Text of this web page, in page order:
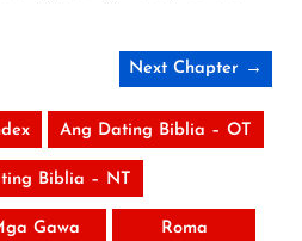
Next Chapter →
Ang Dating Biblia – OT
Biblia – NT
Gawa Roma